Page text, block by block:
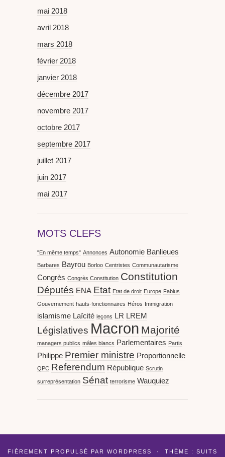
mai 2018
avril 2018
mars 2018
février 2018
janvier 2018
décembre 2017
novembre 2017
octobre 2017
septembre 2017
juillet 2017
juin 2017
mai 2017
MOTS CLEFS
"En même temps" Annonces Autonomie Banlieues
Barbares Bayrou Borloo Centristes Communautarisme
Congrès Congrès Constitution Constitution
Députés ENA Etat Etat de droit Europe Fabius
Gouvernement hauts-fonctionnaires Héros Immigration
islamisme Laïcité leçons LR LREM
Législatives Macron Majorité
managers publics mâles blancs Parlementaires Partis
Philippe Premier ministre Proportionnelle
QPC Referendum République Scrutin
surreprésentation Sénat terrorisme Wauquiez
FIÈREMENT PROPULSÉ PAR WORDPRESS · THÈME : SUITS